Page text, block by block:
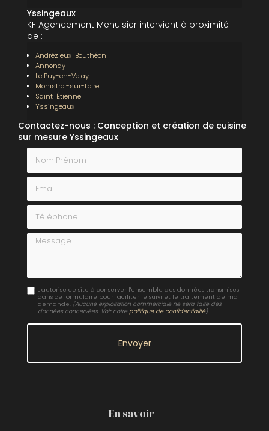
Yssingeaux
KF Agencement Menuisier intervient à proximité
de :
Andrézieux-Bouthéon
Annonay
Le Puy-en-Velay
Monistrol-sur-Loire
Saint-Étienne
Yssingeaux
Contactez-nous : Conception et création de cuisine
sur mesure Yssingeaux
Nom Prénom
Email
Téléphone
Message
J'autorise ce site à conserver l'ensemble des données transmises
dans ce formulaire pour faciliter le suivi et le traitement de ma
demande. (Aucune exploitation commerciale ne sera faite des
données concervées. Voir notre politique de confidentialité)
En savoir +